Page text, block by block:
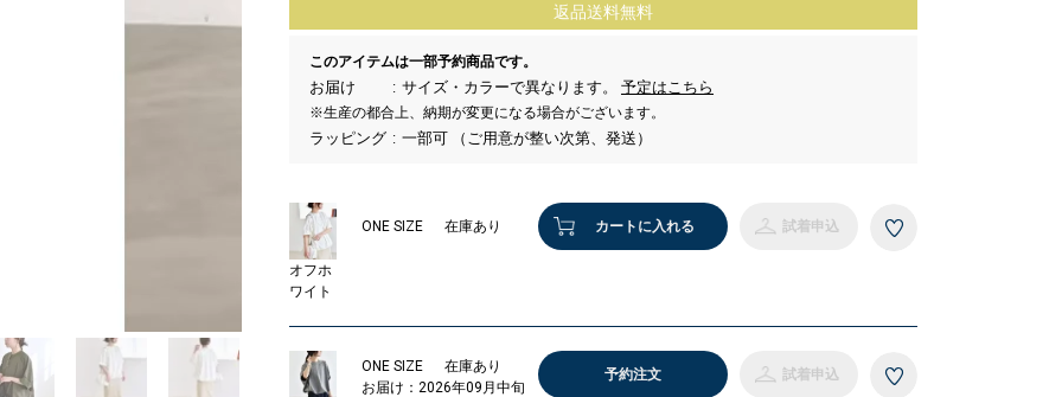
返品送料無料
このアイテムは一部予約商品です。
お届け サイズ・カラーで異なります。 予定はこちら
※生産の都合上、納期が変更になる場合がございます。
ラッピング 一部可 （ご用意が整い次第、発送）
オフホ
ワイト
ONE SIZE 在庫あり カートに入れる 試着申込
ONE SIZE
在庫あり
お届け：2026年09月中旬
予約注文 試着申込